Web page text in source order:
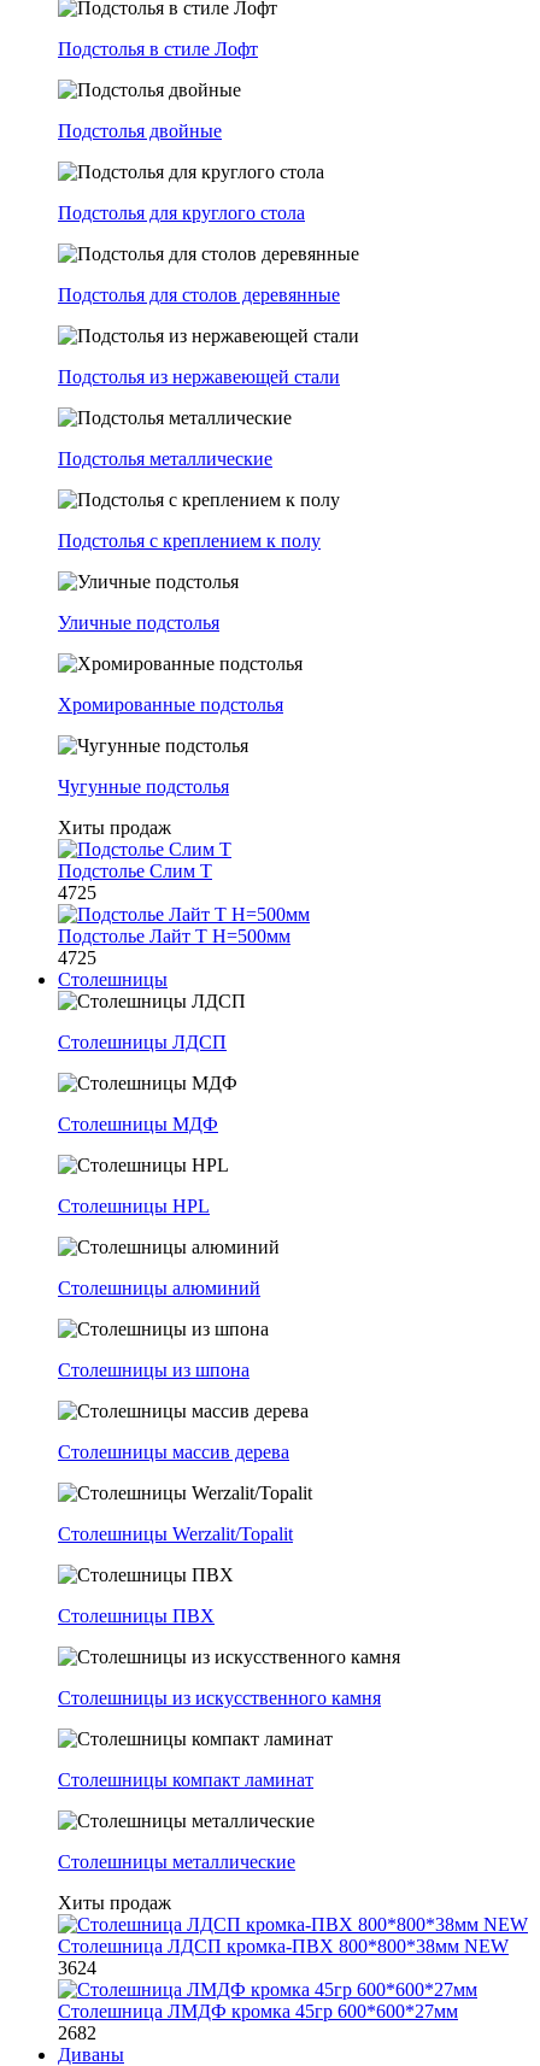
Подстолья в стиле Лофт
Подстолья двойные
Подстолья для круглого стола
Подстолья для столов деревянные
Подстолья из нержавеющей стали
Подстолья металлические
Подстолья с креплением к полу
Уличные подстолья
Хромированные подстолья
Чугунные подстолья
Хиты продаж
Подстолье Слим Т
4725
Подстолье Лайт Т H=500мм
4725
Столешницы
Столешницы ЛДСП
Столешницы МДФ
Столешницы HPL
Столешницы алюминий
Столешницы из шпона
Столешницы массив дерева
Столешницы Werzalit/Topalit
Столешницы ПВХ
Столешницы из искусственного камня
Столешницы компакт ламинат
Столешницы металлические
Хиты продаж
Столешница ЛДСП кромка-ПВХ 800*800*38мм NEW
3624
Столешница ЛМДФ кромка 45гр 600*600*27мм
2682
Диваны